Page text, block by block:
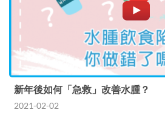
新年後如何「急救」改善水腫？
2021-02-02